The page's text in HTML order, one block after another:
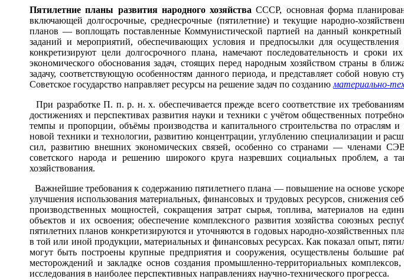
Пятилетние планы развития народного хозяйства СССР, основная форма
включающей долгосрочные, среднесрочные (пятилетние) и текущие народно-
планов — воплощать поставленные Коммунистической партией на данный конкретный
заданий и мероприятий, обеспечивающих условия и предпосылки для
конкретизируют цели долгосрочного плана, намечают последовательность и сроки
экономического обоснования задач, стоящих перед народным хозяйством страны в
задачу, соответствующую особенностям данного периода, и представляет собой новую
Советское государство направляет ресурсы на решение задач по созданию материально-
При разработке П. п. р. н. х. обеспечивается прежде всего соответствие их
достижениях и перспективах развития науки и техники с учётом общественных
темпы и пропорции, объёмы производства и капитального строительства по отраслям
новой техники и технологии, развитию концентрации, углублению специализации и
сил, развитию внешних экономических связей, особенно со странами — членами
советского народа и решению широкого круга назревших социальных проблем, а
хозяйствования.
Важнейшие требования к содержанию пятилетнего плана — повышение на основе
улучшения использования материальных, финансовых и трудовых ресурсов, снижения
производственных мощностей, сокращения затрат сырья, топлива, материалов на
объектов и их освоения; обеспечение комплексного развития хозяйства союзных
пятилетних планов конкретизируются и уточняются в годовых народно-хозяйственных
в той или иной продукции, материальных и финансовых ресурсах. Как показал опыт,
могут быть построены крупные предприятия и сооружения, осуществлены большие
месторождений и закладке основ создания промышленно-территориальных
исследования в наиболее перспективных направлениях научно-технического прогресса.